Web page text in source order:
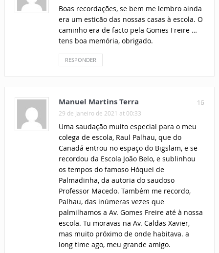
Boas recordações, se bem me lembro ainda
era um esticão das nossas casas à escola. O
caminho era de facto pela Gomes Freire …
tens boa memória, obrigado.
RESPONDER
16
Manuel Martins Terra
29 de Janeiro de 2021 at 00:33
Uma saudação muito especial para o meu
colega de escola, Raul Palhau, que do
Canadá entrou no espaço do Bigslam, e se
recordou da Escola João Belo, e sublinhou
os tempos do famoso Hóquei de
Palmadinha, da autoria do saudoso
Professor Macedo. Também me recordo,
Palhau, das inúmeras vezes que
palmilhamos a Av. Gomes Freire até à nossa
escola. Tu moravas na Av. Caldas Xavier,
mas muito próximo de onde habitava. a
long time ago, meu grande amigo.